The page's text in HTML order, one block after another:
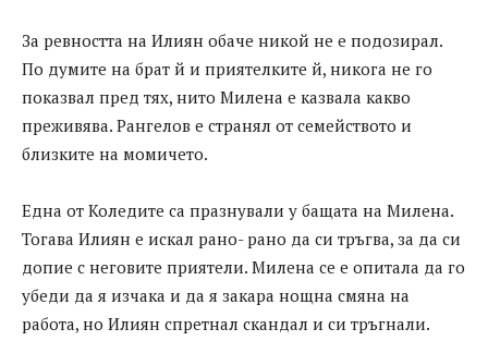
За ревността на Илиян обаче никой не е подозирал.
По думите на брат й и приятелките й, никога не го
показвал пред тях, нито Милена е казвала какво
преживява. Рангелов е странял от семейството и
близките на момичето.
Една от Коледите са празнували у бащата на Милена.
Тогава Илиян е искал рано- рано да си тръгва, за да си
допие с неговите приятели. Милена се е опитала да го
убеди да я изчака и да я закара нощна смяна на
работа, но Илиян спретнал скандал и си тръгнали.